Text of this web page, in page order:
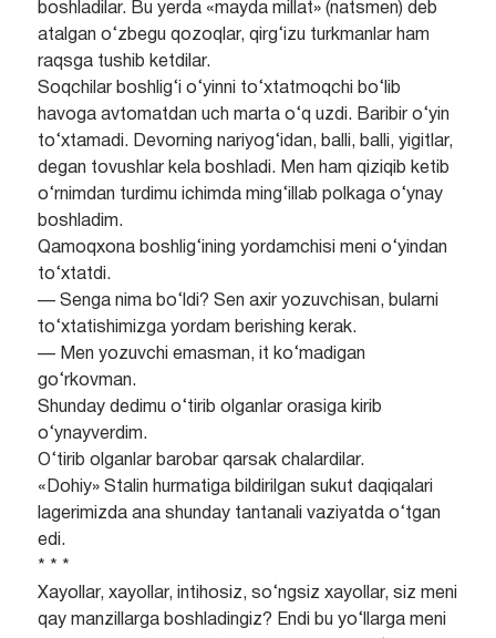
boshladilar. Bu yerda «mayda millat» (natsmen) deb
atalgan o‘zbegu qozoqlar, qirg‘izu turkmanlar ham
raqsga tushib ketdilar.
Soqchilar boshlig‘i o‘yinni to‘xtatmoqchi bo‘lib
havoga avtomatdan uch marta o‘q uzdi. Baribir o‘yin
to‘xtamadi. Devorning nariyog‘idan, balli, balli, yigitlar,
degan tovushlar kela boshladi. Men ham qiziqib ketib
o‘rnimdan turdimu ichimda ming‘illab polkaga o‘ynay
boshladim.
Qamoqxona boshlig‘ining yordamchisi meni o‘yindan
to‘xtatdi.
— Senga nima bo‘ldi? Sen axir yozuvchisan, bularni
to‘xtatishimizga yordam berishing kerak.
— Men yozuvchi emasman, it ko‘madigan
go‘rkovman.
Shunday dedimu o‘tirib olganlar orasiga kirib
o‘ynayverdim.
O‘tirib olganlar barobar qarsak chalardilar.
«Dohiy» Stalin hurmatiga bildirilgan sukut daqiqalari
lagerimizda ana shunday tantanali vaziyatda o‘tgan
edi.
* * *
Xayollar, xayollar, intihosiz, so‘ngsiz xayollar, siz meni
qay manzillarga boshladingiz? Endi bu yo‘llarga meni